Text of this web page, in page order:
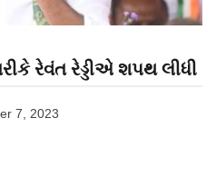
રેવંત રેડ્ડીએ શપથ લીધી
7, 2023